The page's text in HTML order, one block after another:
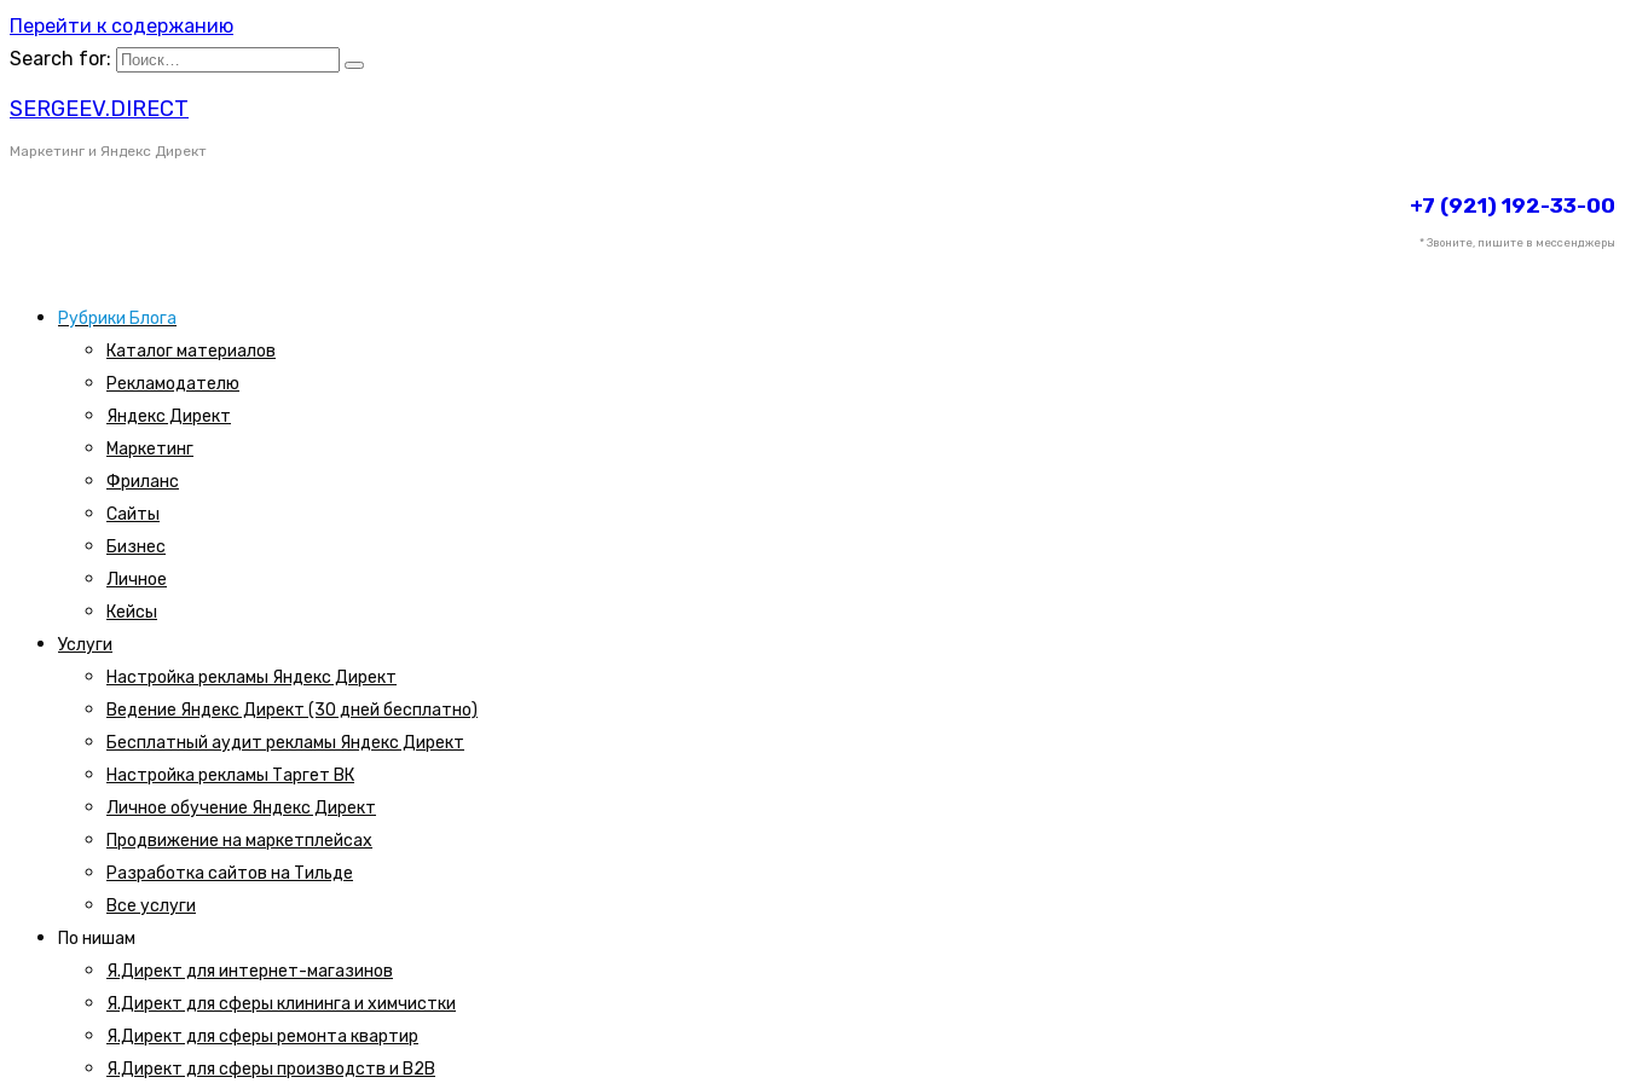
Перейти к содержанию
Search for:
SERGEEV.DIRECT
Маркетинг и Яндекс Директ
+7 (921) 192-33-00
* Звоните, пишите в мессенджеры
Рубрики Блога
Каталог материалов
Рекламодателю
Яндекс Директ
Маркетинг
Фриланс
Сайты
Бизнес
Личное
Кейсы
Услуги
Настройка рекламы Яндекс Директ
Ведение Яндекс Директ (30 дней бесплатно)
Бесплатный аудит рекламы Яндекс Директ
Настройка рекламы Таргет ВК
Личное обучение Яндекс Директ
Продвижение на маркетплейсах
Разработка сайтов на Тильде
Все услуги
По нишам
Я.Директ для интернет-магазинов
Я.Директ для сферы клининга и химчистки
Я.Директ для сферы ремонта квартир
Я.Директ для сферы производств и B2B